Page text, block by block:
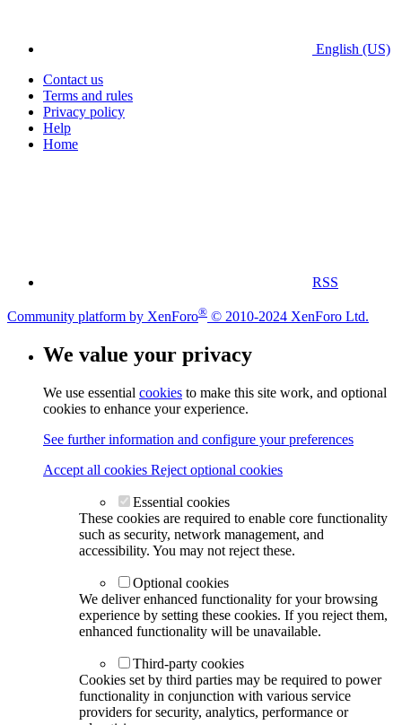
English (US)
Contact us
Terms and rules
Privacy policy
Help
Home
RSS
Community platform by XenForo® © 2010-2024 XenForo Ltd.
We value your privacy
We use essential cookies to make this site work, and optional
cookies to enhance your experience.
See further information and configure your preferences
Accept all cookies Reject optional cookies
Essential cookies
These cookies are required to enable core functionality
such as security, network management, and
accessibility. You may not reject these.
Optional cookies
We deliver enhanced functionality for your browsing
experience by setting these cookies. If you reject them,
enhanced functionality will be unavailable.
Third-party cookies
Cookies set by third parties may be required to power
functionality in conjunction with various service
providers for security, analytics, performance or